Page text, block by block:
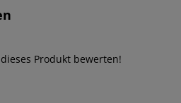
Produkt bewerten!